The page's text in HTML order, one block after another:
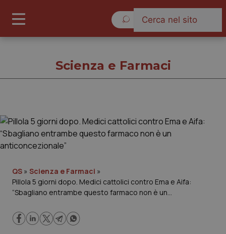
Cronache
Governo e Parlamento
Regioni e Asl
Lavoro e Professioni
Scienza e Farmaci
QS » Scienza e Farmaci »
Pillola 5 giorni dopo. Medici cattolici contro Ema e Aifa:
“Sbagliano entrambe questo farmaco non è un